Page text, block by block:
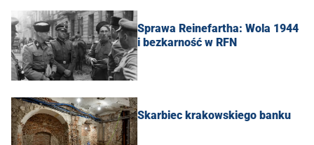
Sprawa Reinefartha: Wola 1944
i bezkarność w RFN
Skarbiec krakowskiego banku